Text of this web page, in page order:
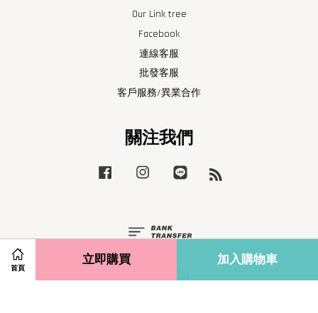
首頁
立即購買 加入購物車
Our Link tree
Facebook
連線客服
批發客服
客戶服務/異業合作
關注我們
Facebook Instagram